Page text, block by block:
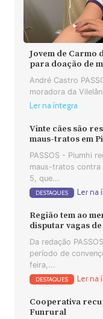
Jovem de Carmo
para doação de
André Castro
moradora da
Ler na íntegra
Vinte cães são
maus-tratos em
PASSOS - Piumhi
maus-tratos contra
5, que...
DESTAQUES Ler na
Região tem ao
disputar vagas
Da redação
período de
feira,...
DESTAQUES Ler na
Cooperativa
Funrural